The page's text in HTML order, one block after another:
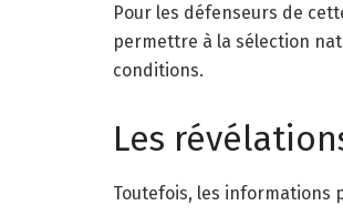
Pour les défenseurs de
permettre à la sélection
conditions.
Les
Toutefois, les informations